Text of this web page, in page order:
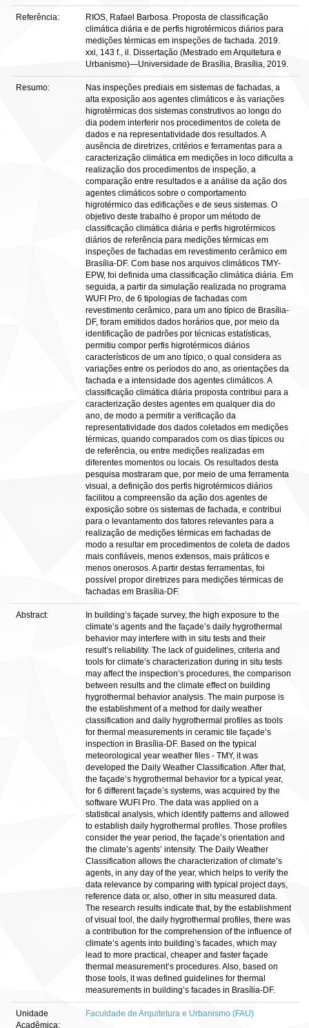
Referência:
RIOS, Rafael Barbosa. Proposta de classificação
climática diária e de perfis higrotérmicos diários para
medições térmicas em inspeções de fachada. 2019.
xxi, 143 f., il. Dissertação (Mestrado em Arquitetura e
Urbanismo)—Universidade de Brasília, Brasília, 2019.
Resumo:
Nas inspeções prediais em sistemas de fachadas, a
alta exposição aos agentes climáticos e às variações
higrotérmicas dos sistemas construtivos ao longo do
dia podem interferir nos procedimentos de coleta de
dados e na representatividade dos resultados. A
ausência de diretrizes, critérios e ferramentas para a
caracterização climática em medições in loco dificulta a
realização dos procedimentos de inspeção, a
comparação entre resultados e a análise da ação dos
agentes climáticos sobre o comportamento
higrotérmico das edificações e de seus sistemas. O
objetivo deste trabalho é propor um método de
classificação climática diária e perfis higrotérmicos
diários de referência para medições térmicas em
inspeções de fachadas em revestimento cerâmico em
Brasília-DF. Com base nos arquivos climáticos TMY-
EPW, foi definida uma classificação climática diária. Em
seguida, a partir da simulação realizada no programa
WUFI Pro, de 6 tipologias de fachadas com
revestimento cerâmico, para um ano típico de Brasília-
DF, foram emitidos dados horários que, por meio da
identificação de padrões por técnicas estatísticas,
permitiu compor perfis higrotérmicos diários
característicos de um ano típico, o qual considera as
variações entre os períodos do ano, as orientações da
fachada e a intensidade dos agentes climáticos. A
classificação climática diária proposta contribui para a
caracterização destes agentes em qualquer dia do
ano, de modo a permitir a verificação da
representatividade dos dados coletados em medições
térmicas, quando comparados com os dias típicos ou
de referência, ou entre medições realizadas em
diferentes momentos ou locais. Os resultados desta
pesquisa mostraram que, por meio de uma ferramenta
visual, a definição dos perfis higrotérmicos diários
facilitou a compreensão da ação dos agentes de
exposição sobre os sistemas de fachada, e contribui
para o levantamento dos fatores relevantes para a
realização de medições térmicas em fachadas de
modo a resultar em procedimentos de coleta de dados
mais confiáveis, menos extensos, mais práticos e
menos onerosos. A partir destas ferramentas, foi
possível propor diretrizes para medições térmicas de
fachadas em Brasília-DF.
Abstract:
In building’s façade survey, the high exposure to the
climate’s agents and the façade’s daily hygrothermal
behavior may interfere with in situ tests and their
result’s reliability. The lack of guidelines, criteria and
tools for climate’s characterization during in situ tests
may affect the inspection’s procedures, the comparison
between results and the climate effect on building
hygrothermal behavior analysis. The main purpose is
the establishment of a method for daily weather
classification and daily hygrothermal profiles as tools
for thermal measurements in ceramic tile façade’s
inspection in Brasília-DF. Based on the typical
meteorological year weather files - TMY, it was
developed the Daily Weather Classification. After that,
the façade’s hygrothermal behavior for a typical year,
for 6 different façade’s systems, was acquired by the
software WUFI Pro. The data was applied on a
statistical analysis, which identify patterns and allowed
to establish daily hygrothermal profiles. Those profiles
consider the year period, the façade’s orientation and
the climate’s agents’ intensity. The Daily Weather
Classification allows the characterization of climate’s
agents, in any day of the year, which helps to verify the
data relevance by comparing with typical project days,
reference data or, also, other in situ measured data.
The research results indicate that, by the establishment
of visual tool, the daily hygrothermal profiles, there was
a contribution for the comprehension of the influence of
climate’s agents into building’s facades, which may
lead to more practical, cheaper and faster façade
thermal measurement’s procedures. Also, based on
those tools, it was defined guidelines for thermal
measurements in building’s facades in Brasília-DF.
Unidade
Acadêmica:
Faculdade de Arquitetura e Urbanismo (FAU)